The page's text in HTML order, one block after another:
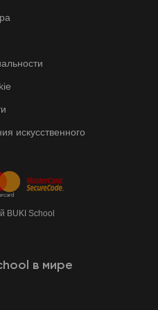
искусственного
BUKI School
в мире